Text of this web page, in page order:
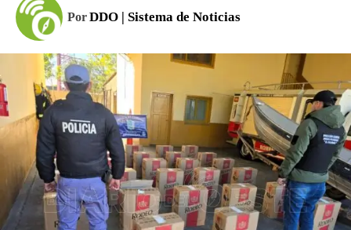
PorDDO | Sistema de Noticias